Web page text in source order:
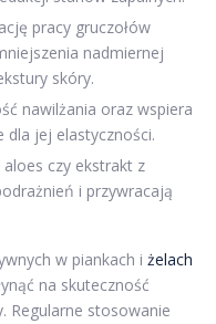
pracy gruczołów
nadmiernej
skóry.
nawilżania oraz wspiera
jej elastyczności.
czy ekstrakt z
i przywracają
w piankach i żelach
na skuteczność
Regularne stosowanie